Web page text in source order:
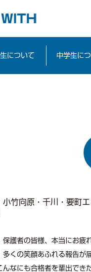
/home/with2010/
について 中学生に
竹向原・千川・要町
護者の皆様、本当にお疲
多くの笑顔あふれる報告
んなにも合格者を輩出でき